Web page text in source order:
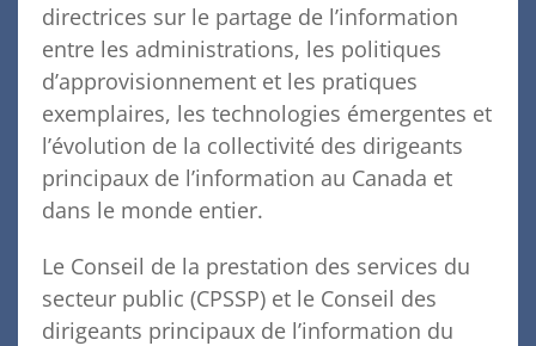
directrices sur le partage de l’information
entre les administrations, les politiques
d’approvisionnement et les pratiques
exemplaires, les technologies émergentes et
l’évolution de la collectivité des dirigeants
principaux de l’information au Canada et
dans le monde entier.
Le Conseil de la prestation des services du
secteur public (CPSSP) et le Conseil des
dirigeants principaux de l’information du